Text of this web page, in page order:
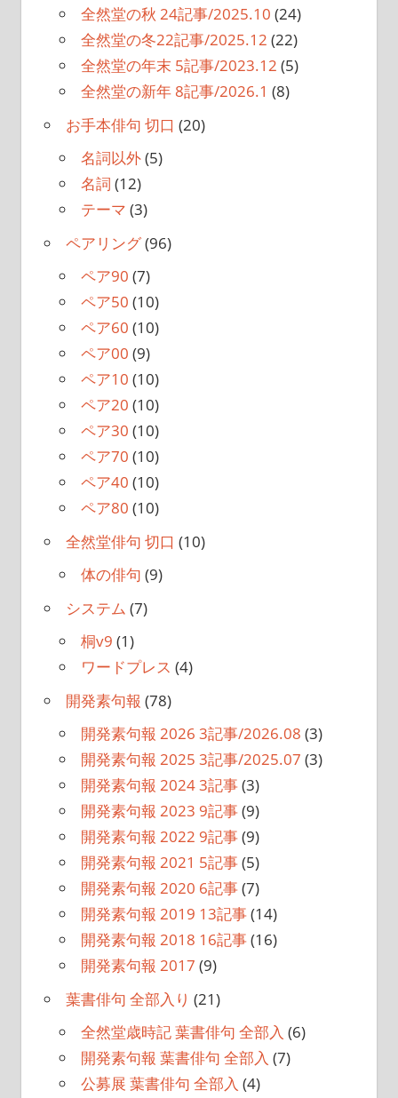
全然堂の秋 24記事/2025.10 (24)
全然堂の冬22記事/2025.12 (22)
全然堂の年末 5記事/2023.12 (5)
全然堂の新年 8記事/2026.1 (8)
お手本俳句 切口 (20)
名詞以外(5)
名詞 (12)
テーマ (3)
ペアリング(96)
ペア90 (7)
ペア50 (10)
ペア60 (10)
ペア00 (9)
ペア10 (10)
ペア20 (10)
ペア30 (10)
ペア70 (10)
ペア40 (10)
ペア80 (10)
全然堂俳句 切口 (10)
体の俳句 (9)
システム (7)
桐v9 (1)
ワードプレス (4)
開発素句報 (78)
開発素句報 2026 3記事/2026.08 (3)
開発素句報 2025 3記事/2025.07 (3)
開発素句報 2024 3記事(3)
開発素句報 2023 9記事(9)
開発素句報 2022 9記事(9)
開発素句報 2021 5記事(5)
開発素句報 2020 6記事(7)
開発素句報 2019 13記事(14)
開発素句報 2018 16記事(16)
開発素句報 2017 (9)
葉書俳句 全部入り (21)
全然堂歳時記 葉書俳句 全部入 (6)
開発素句報 葉書俳句 全部入 (7)
公募展 葉書俳句 全部入 (4)